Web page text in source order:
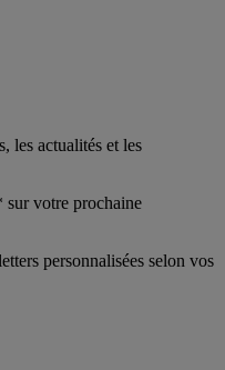
les actualités et les
sur votre prochaine
personnalisées selon vos